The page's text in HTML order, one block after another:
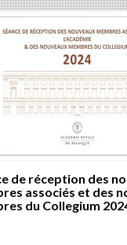
de réception des
associés et des
du Collegium